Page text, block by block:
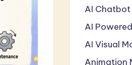
AI Chatbot
AI
AI Visual
Animation